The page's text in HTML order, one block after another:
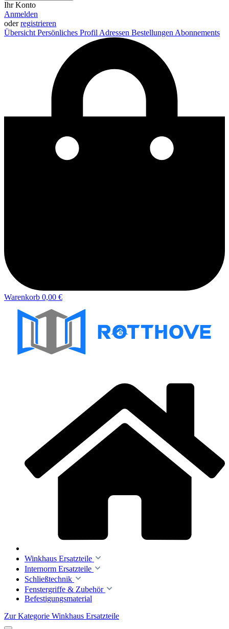
Ihr Konto
Anmelden
oderregistrieren
Übersicht Persönliches Profil Adressen Bestellungen Abonnements
Warenkorb 0,00 €
Winkhaus Ersatzteile
Internorm Ersatzteile
Schließtechnik
Fenstergriffe & Zubehör
Befestigungsmaterial
Zur Kategorie Winkhaus Ersatzteile